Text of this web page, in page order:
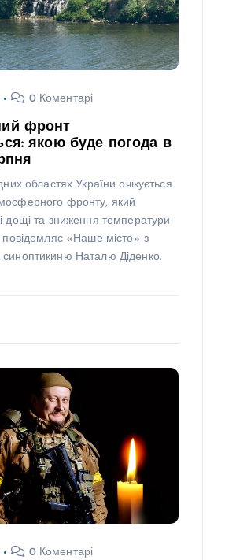
0 Коментарі
фронт
якою буде погода в
областях України очікується
фронту, який
дощі та зниження температури
повідомляє «Наше місто» з
Наталю Діденко.
0 Коментарі